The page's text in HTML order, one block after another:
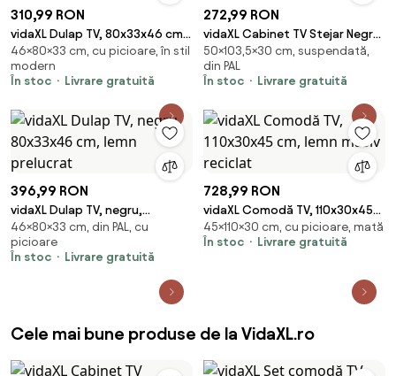
310,99 RON
vidaXL Dulap TV, 80x33x46 cm,
lemn masiv de mango
46×80×33 cm, cu picioare, în stil
modern
În stoc
Livrare gratuită
272,99 RON
vidaXL Cabinet TV Stejar Negru
103,5 x 30 x 50 cm Lemn
compozit
50×103,5×30 cm, suspendată,
din PAL
În stoc
Livrare gratuită
396,99 RON
vidaXL Dulap TV, negru,
80x33x46 cm, lemn prelucrat
46×80×33 cm, din PAL, cu
picioare
În stoc
Livrare gratuită
728,99 RON
vidaXL Comodă TV, 110x30x45
cm, lemn masiv reciclat
45×110×30 cm, cu picioare, mată
În stoc
Livrare gratuită
Cele mai bune produse de la VidaXL.ro